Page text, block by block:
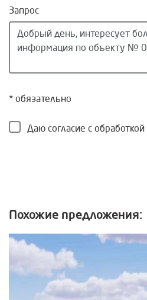
Запрос
* обязательно
Даю согласие с обработкой
Похожие предложения: